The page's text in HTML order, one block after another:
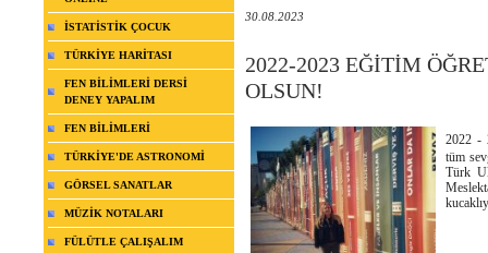
İSTATİSTİK ÇOCUK
TÜRKİYE HARİTASI
FEN BİLİMLERİ DERSİ
DENEY YAPALIM
FEN BİLİMLERİ
TÜRKİYE'DE ASTRONOMİ
GÖRSEL SANATLAR
MÜZİK NOTALARI
FÜLÜTLE ÇALIŞALIM
30.08.2023
2022-2023 EĞİTİM
OLSUN!
2022 -
tüm
Türk